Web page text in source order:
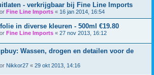
- verkrijgbaar bij Fine Line Imports
Fine Line Imports « 16 jan 2014, 16:54
in diverse kleuren - 500ml €19.80
Fine Line Imports « 27 nov 2013, 16:12
Wassen, drogen en detailen voor de
Nikkor27 « 29 okt 2013, 14:16